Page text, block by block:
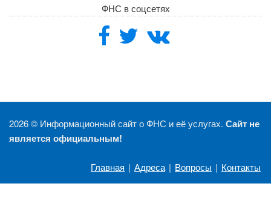
ФНС в соцсетях
2026 © Информационный сайт о ФНС и её услугах. Сайт не
является официальным!
Главная | Адреса | Вопросы | Контакты